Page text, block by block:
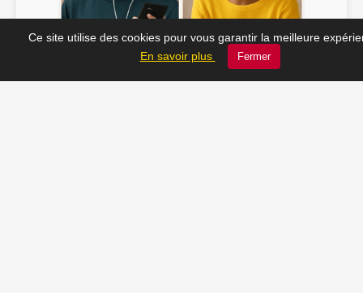
JC_13 ♫ Soline ♫
Ce site utilise des cookies pour vous garantir la meilleure
En savoir plus
Fermer